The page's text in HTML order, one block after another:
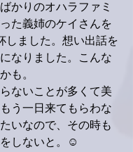
かりのオハラファミ
た義姉のケイさんを
しました。想い出話を
なりました。こんな
も。
ないことが多くて美
う一日来てもらわな
いなので、その時も
しないと。☺️